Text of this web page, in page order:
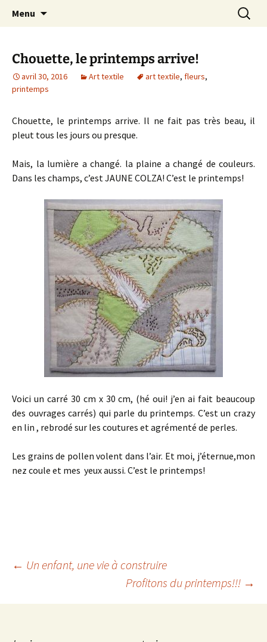
filsetcrayons
Le blog de Sophie A
Menu
Chouette, le printemps arrive!
avril 30, 2016 Art textile art textile, fleurs,
printemps
Chouette, le printemps arrive. Il ne fait pas très beau, il
pleut tous les jours ou presque.
Mais, la lumière a changé. la plaine a changé de couleurs.
Dans les champs, c’est JAUNE COLZA! C’est le printemps!
Voici un carré 30 cm x 30 cm, (hé oui! j’en ai fait beaucoup
des ouvrages carrés) qui parle du printemps. C’est un crazy
en lin , rebrodé sur les coutures et agrémenté de perles.
Les grains de pollen volent dans l’air. Et moi, j’éternue,mon
nez coule et mes yeux aussi. C’est le printemps!
Navigation
des
← Un enfant, une vie à construire
Profitons du printemps!!! →